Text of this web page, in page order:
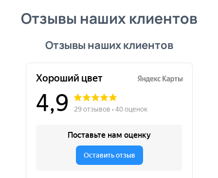
Отзывы наших клиентов
Отзывы наших клиентов